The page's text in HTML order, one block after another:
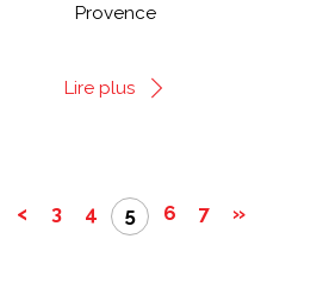
Provence
Lire plus
< 3 4 5 6 7 »